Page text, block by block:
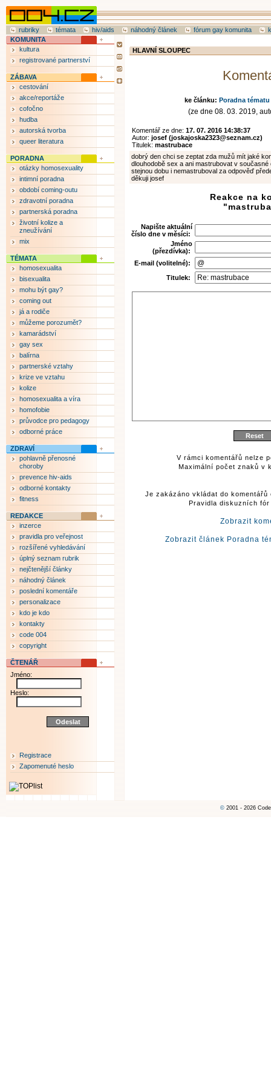
rubriky témata hiv/aids náhodný článek fórum gay komunita
HLAVNÍ SLOUPEC
ke článku: Poradna
(ze dne 08. 03. 2019,
Komentář ze dne: 17. 07. 2016 14:38:37
Autor: josef (joskajoska2323@seznam.cz)
Titulek: mastrubace
dobrý den chci se zeptat zda mužů mít jaké
dlouhodobě sex a ani mastrubovat v
stejnou dobu i nemastruboval za odpověď
děkuji josef
Reakce na
Napište aktuální
číslo dne v měsíci:
Jméno
(přezdívka):
E-mail (volitelné):
Titulek:
V rámci komentářů nelze
Maximální počet znaků v
Je zakázáno vkládat do
Pravidla diskuzních
Zobrazit
Zobrazit článek Poradna
KOMUNITA
kultura
registrované partnerství
ZÁBAVA
cestování
akce/reportáže
cofočno
hudba
autorská tvorba
queer literatura
PORADNA
otázky homosexuality
intimní poradna
období coming-outu
zdravotní poradna
partnerská poradna
životní kolize a
zneužívání
mix
TÉMATA
homosexualita
bisexualita
mohu být gay?
coming out
já a rodiče
můžeme porozumět?
kamarádství
gay sex
balírna
partnerské vztahy
krize ve vztahu
kolize
homosexualita a víra
homofobie
průvodce pro pedagogy
odborné práce
ZDRAVÍ
pohlavně přenosné
choroby
prevence hiv-aids
odborné kontakty
fitness
REDAKCE
inzerce
pravidla pro veřejnost
rozšířené vyhledávání
úplný seznam rubrik
nejčtenější články
náhodný článek
poslední komentáře
personalizace
kdo je kdo
kontakty
code 004
copyright
ČTENÁŘ
Jméno:
Heslo:
Registrace
Zapomenuté heslo
© 2001 - 2026